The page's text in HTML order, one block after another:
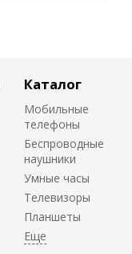
Каталог
Мобильные
телефоны
Беспроводные
наушники
Умные часы
Телевизоры
Планшеты